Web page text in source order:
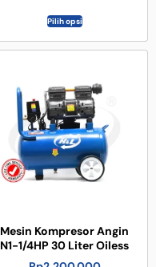
Pilih opsi
Mesin Kompresor Angin
N1-1/4HP 30 Liter Oiless